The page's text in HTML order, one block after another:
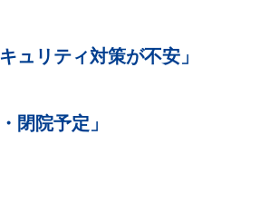
ュリティ対策が不安」
閉院予定」